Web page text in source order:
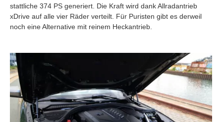
stattliche 374 PS generiert. Die Kraft wird dank Allradantrieb
xDrive auf alle vier Räder verteilt. Für Puristen gibt es derweil
noch eine Alternative mit reinem Heckantrieb.